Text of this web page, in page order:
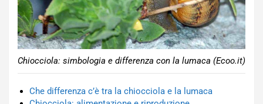
Chiocciola: simbologia e differenza con la lumaca (Ecoo.it)
Che differenza c’è tra la chiocciola e la lumaca